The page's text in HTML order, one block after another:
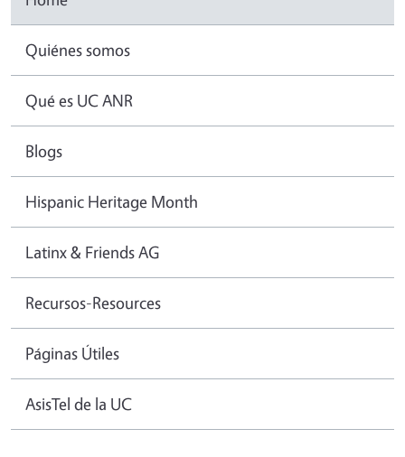
Quiénes somos
Qué es UC ANR
Blogs
Hispanic Heritage Month
Latinx & Friends AG
Recursos-Resources
Páginas Útiles
AsisTel de la UC